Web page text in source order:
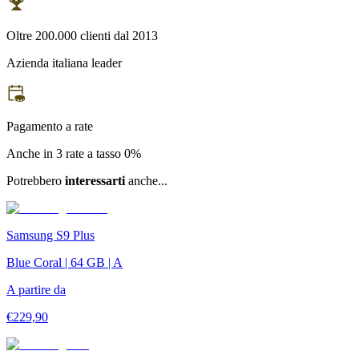
Oltre 200.000 clienti dal 2013
Azienda italiana leader
Pagamento a rate
Anche in 3 rate a tasso 0%
Potrebbero interessarti anche...
Samsung S9 Plus
Blue Coral | 64 GB | A
A partire da
€229,90